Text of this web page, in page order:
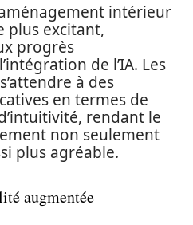
intérieur
plus excitant,
progrès
de l’IA. Les
à des
en termes de
rendant le
non seulement
plus agréable.
augmentée